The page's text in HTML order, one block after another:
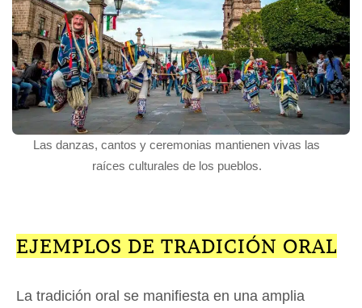
Las danzas, cantos y ceremonias mantienen vivas las
raíces culturales de los pueblos.
EJEMPLOS DE TRADICIÓN ORAL
La tradición oral se manifiesta en una amplia